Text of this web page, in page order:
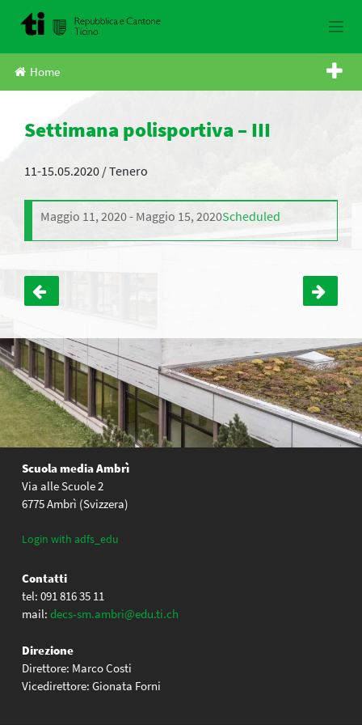
Home
Settimana polisportiva – III
11-15.05.2020 / Tenero
Maggio 11, 2020 Maggio 15, 2020Scheduled
Navigazione
articoli
Scuola media Ambrì
Via alle Scuole 2
6775 Ambrì (Svizzera)
Login with adfs_edu
Contatti
tel: 091 816 35 11
mail: decs-sm.ambri@edu.ti.ch
Direzione
Direttore: Marco Costi
Vicedirettore: Gionata Forni